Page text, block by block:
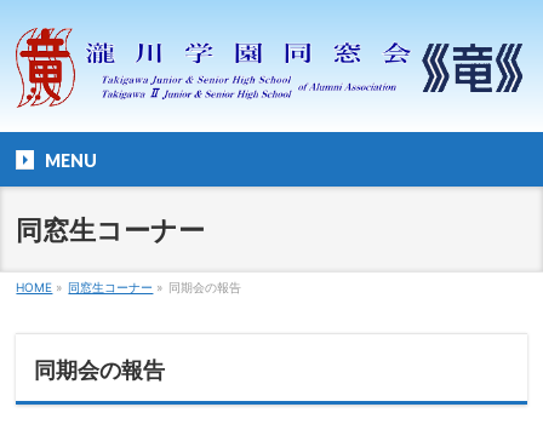
MENU
同窓生コーナー
HOME » 同窓生コーナー » 同期会の報告
同期会の報告